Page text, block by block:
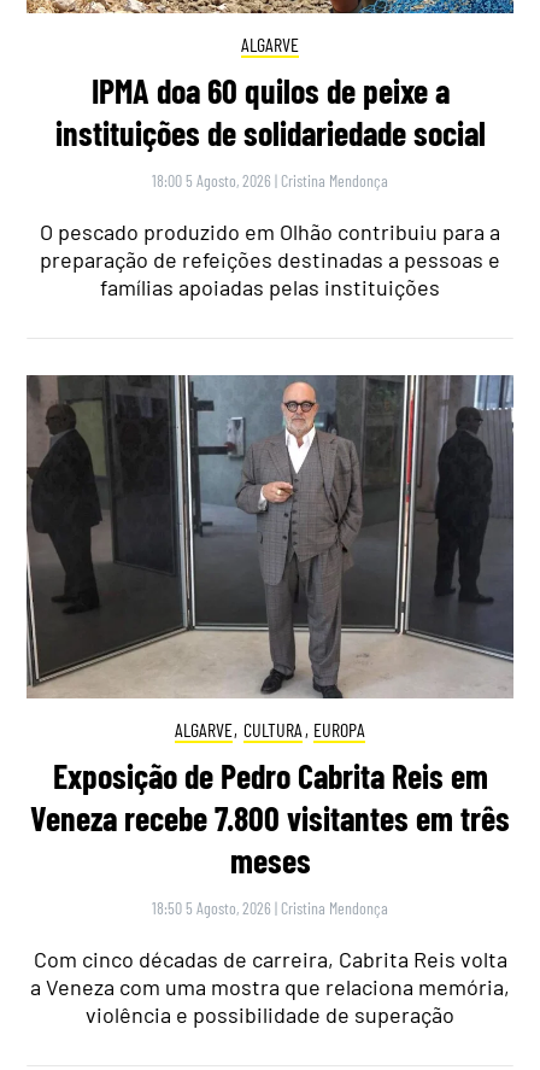
ALGARVE
IPMA doa 60 quilos de peixe a
instituições de solidariedade social
18:00 5 Agosto, 2026 | Cristina Mendonça
O pescado produzido em Olhão contribuiu para a
preparação de refeições destinadas a pessoas e
famílias apoiadas pelas instituições
ALGARVE, CULTURA , EUROPA
Exposição de Pedro Cabrita Reis em
Veneza recebe 7.800 visitantes em três
meses
18:50 5 Agosto, 2026 | Cristina Mendonça
Com cinco décadas de carreira, Cabrita Reis volta
a Veneza com uma mostra que relaciona memória,
violência e possibilidade de superação